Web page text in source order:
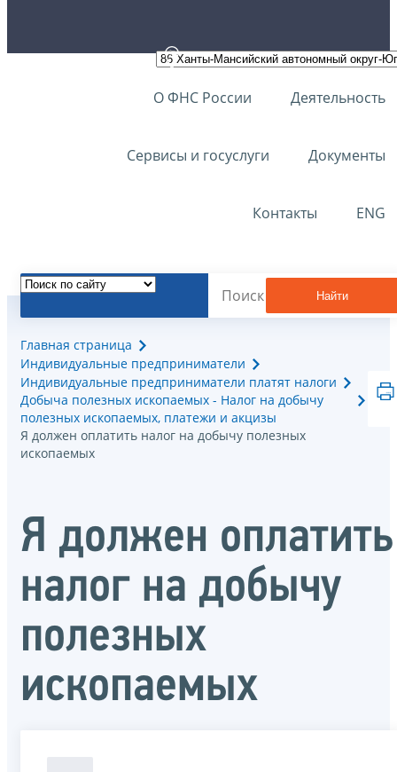
О ФНС России Деятельность
Сервисы и госуслуги Документы
Контакты ENG
Найти
Главная страница
Индивидуальные предприниматели
Индивидуальные предприниматели платят налоги
Добыча полезных ископаемых - Налог на добычу
полезных ископаемых, платежи и акцизы
Я должен оплатить налог на добычу полезных
ископаемых
Я должен оплатить
налог на добычу
полезных
ископаемых